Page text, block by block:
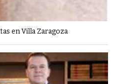
en Villa Zaragoza